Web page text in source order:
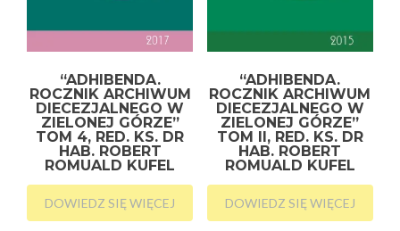
“ADHIBENDA.
ROCZNIK ARCHIWUM
DIECEZJALNEGO W
ZIELONEJ GÓRZE”
TOM 4, RED. KS. DR
HAB. ROBERT
ROMUALD KUFEL
DOWIEDZ SIĘ WIĘCEJ
“ADHIBENDA.
ROCZNIK ARCHIWUM
DIECEZJALNEGO W
ZIELONEJ GÓRZE”
TOM II, RED. KS. DR
HAB. ROBERT
ROMUALD KUFEL
DOWIEDZ SIĘ WIĘCEJ